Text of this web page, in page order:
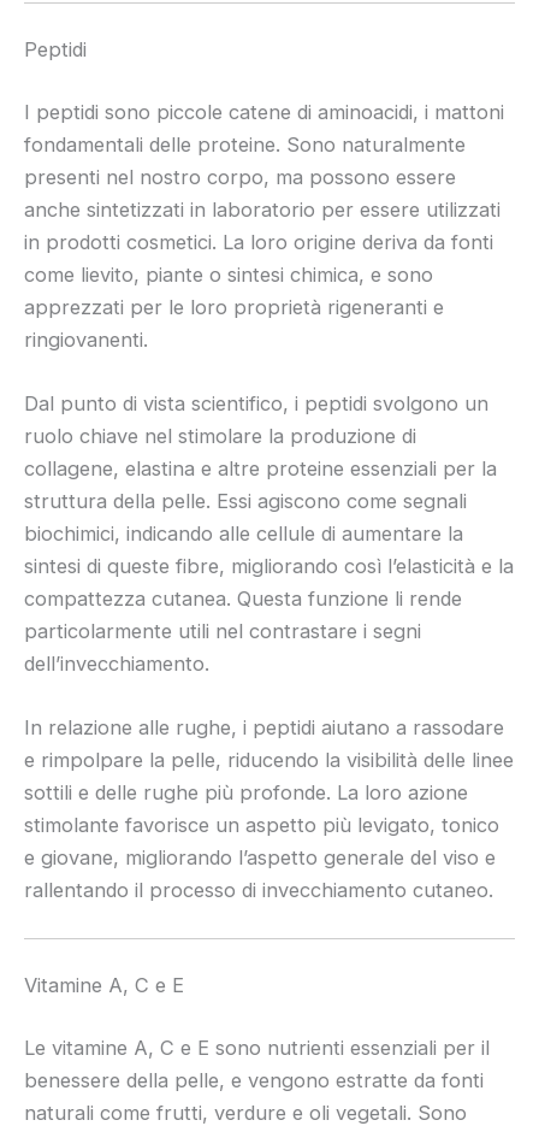
Peptidi
I peptidi sono piccole catene di aminoacidi, i mattoni
fondamentali delle proteine. Sono naturalmente
presenti nel nostro corpo, ma possono essere
anche sintetizzati in laboratorio per essere utilizzati
in prodotti cosmetici. La loro origine deriva da fonti
come lievito, piante o sintesi chimica, e sono
apprezzati per le loro proprietà rigeneranti e
ringiovanenti.
Dal punto di vista scientifico, i peptidi svolgono un
ruolo chiave nel stimolare la produzione di
collagene, elastina e altre proteine essenziali per la
struttura della pelle. Essi agiscono come segnali
biochimici, indicando alle cellule di aumentare la
sintesi di queste fibre, migliorando così l’elasticità e la
compattezza cutanea. Questa funzione li rende
particolarmente utili nel contrastare i segni
dell’invecchiamento.
In relazione alle rughe, i peptidi aiutano a rassodare
e rimpolpare la pelle, riducendo la visibilità delle linee
sottili e delle rughe più profonde. La loro azione
stimolante favorisce un aspetto più levigato, tonico
e giovane, migliorando l’aspetto generale del viso e
rallentando il processo di invecchiamento cutaneo.
Vitamine A, C e E
Le vitamine A, C e E sono nutrienti essenziali per il
benessere della pelle, e vengono estratte da fonti
naturali come frutti, verdure e oli vegetali. Sono